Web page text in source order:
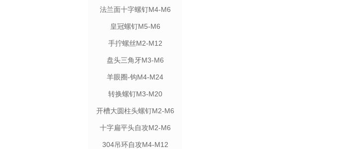
法兰面十字螺钉M4-M6
皇冠螺钉M5-M6
手拧螺丝M2-M12
盘头三角牙M3-M6
羊眼圈-钩M4-M24
转换螺钉M3-M20
开槽大圆柱头螺钉M2-M6
十字扁平头自攻M2-M6
304吊环自攻M4-M12